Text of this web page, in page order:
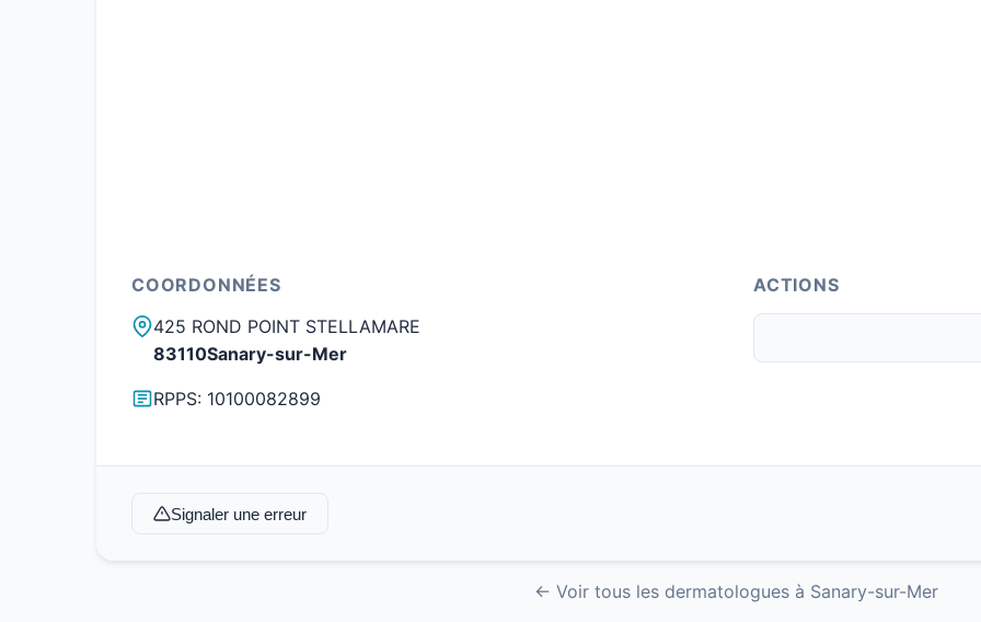
COORDONNÉES
425 ROND POINT STELLAMARE
83110Sanary-sur-Mer
RPPS: 10100082899
ACTIONS
Signaler une erreur
← Voir tous les dermatologues à Sanary-sur-Mer